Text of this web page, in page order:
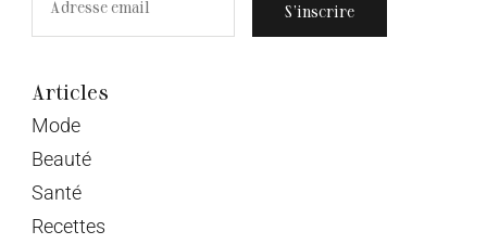
S’inscrire
Articles
Mode
Beauté
Santé
Recettes